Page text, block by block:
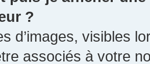
?
d’images, visibles
associés à votre